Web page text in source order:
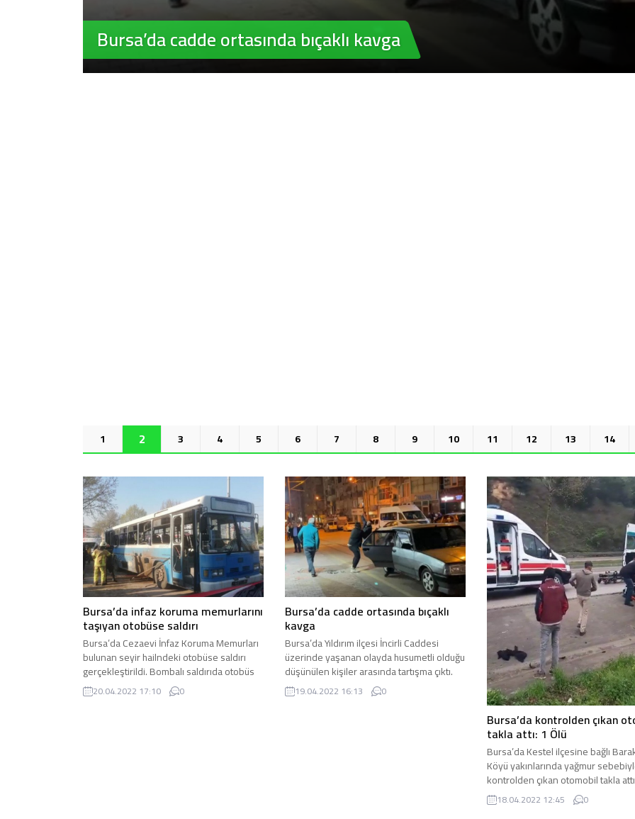
Bursa’da cadde ortasında bıçaklı kavga
1 2 3 4 5 6 7 8 9 10 11 12 13 14
Bursa’da infaz koruma memurlarını
taşıyan otobüse saldırı
Bursa’da Cezaevi İnfaz Koruma Memurları
bulunan seyir hailndeki otobüse saldırı
gerçekleştirildi. Bombalı saldırıda otobüs
yanarken 1 kişi öldü 4 kişi de yaralandı.
Bursa’da Minareli Çavuş Mahallesi’ndeki E
20.04.2022 17:10 0
Bursa’da cadde ortasında bıçaklı
kavga
Bursa’da Yıldırım ilçesi İncirli Caddesi
üzerinde yaşanan olayda husumetli olduğu
düşünülen kişiler arasında tartışma çıktı.
Tartışma kısa sürede kavgaya dönüşünce
yumruklar konuştu ve bıçaklar çekildi.
19.04.2022 16:13 0
Bursa’da kontrolden çıkan
takla attı: 1 Ölü
Bursa’da Kestel ilçesine bağlı
Köyü yakınlarında yağmur
kontrolden çıkan otomobil takla
Kazada 1 kişi hayatını kaybetti, 1 kişi
yaralandı. Bursa’nın Kestel ilçesi
18.04.2022 12:45 0